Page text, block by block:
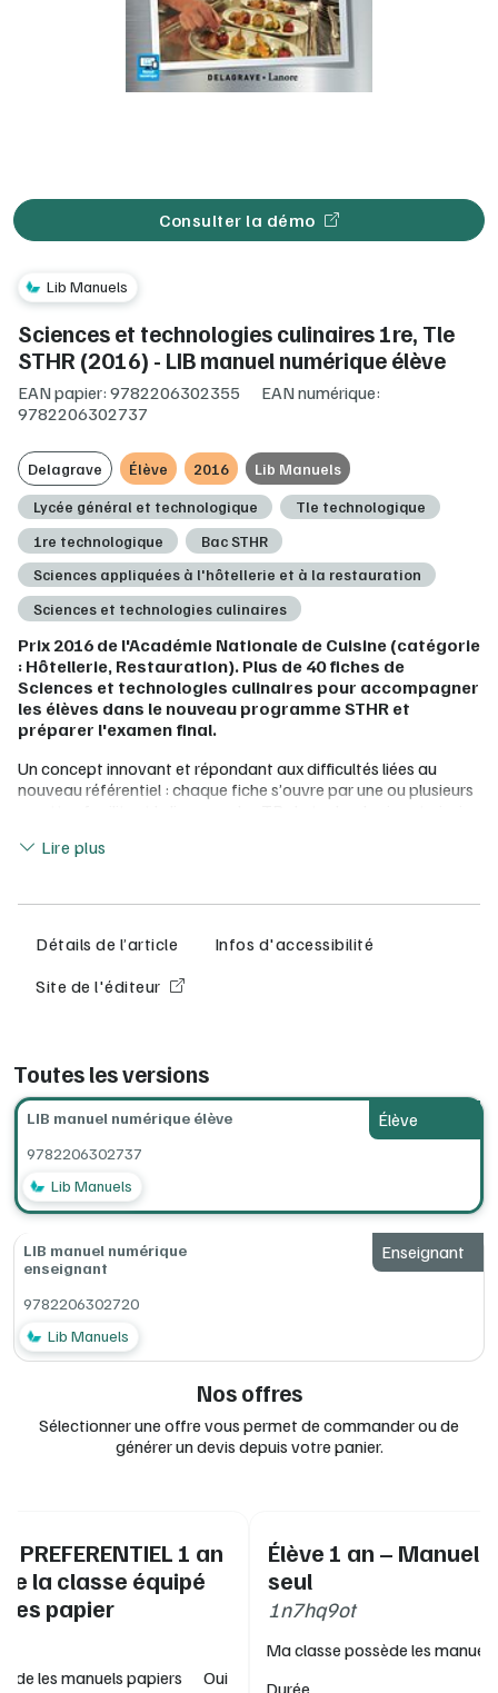
Consulter la démo
Lib Manuels
Sciences et technologies culinaires 1re, Tle
STHR (2016) - LIB manuel numérique élève
EAN papier: 9782206302355
EAN numérique:
9782206302737
Delagrave Élève 2016 Lib Manuels
Lycée général et technologique
Tle technologique
1re technologique
Bac STHR
Sciences appliquées à l'hôtellerie et à la restauration
Sciences et technologies culinaires
Prix 2016 de l'Académie Nationale de Cuisine (catégorie
: Hôtellerie, Restauration). Plus de 40 fiches de
Sciences et technologies culinaires pour accompagner
les élèves dans le nouveau programme STHR et
préparer l'examen final.
Un concept innovant et répondant aux difficultés liées au
nouveau référentiel : chaque fiche s’ouvre par une ou plusieurs
traitées sous forme de fiches d’observation répondant à la
Avec le manuel numérique élève :
Utilisable sur un smartphone, une tablette ou un
tablettes, clé USB) :consultez la documentation complète Lib
MANUELSà la rubrique Installation.
Lire plus
Détails de l’article
Infos d'accessibilité
Site de l'éditeur
Toutes les versions
Élève
LIB manuel numérique élève
9782206302737
Lib Manuels
Enseignant
LIB manuel numérique
enseignant
9782206302720
Lib Manuels
Nos offres
Sélectionner une offre vous permet de commander ou de
générer un devis depuis votre panier.
PREFERENTIEL 1 an
la classe équipé
papier
les manuels papiers
Oui
Élève 1 an – Manuel
seul
1n7hq9ot
Ma classe possède les
Durée